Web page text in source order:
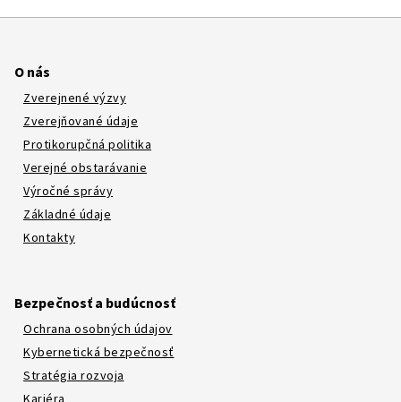
O nás
Zverejnené výzvy
Zverejňované údaje
Protikorupčná politika
Verejné obstarávanie
Výročné správy
Základné údaje
Kontakty
Bezpečnosť a budúcnosť
Ochrana osobných údajov
Kybernetická bezpečnosť
Stratégia rozvoja
Kariéra